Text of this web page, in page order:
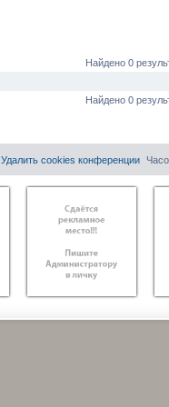
Найдено 0
Найдено 0
Удалить cookies конференции